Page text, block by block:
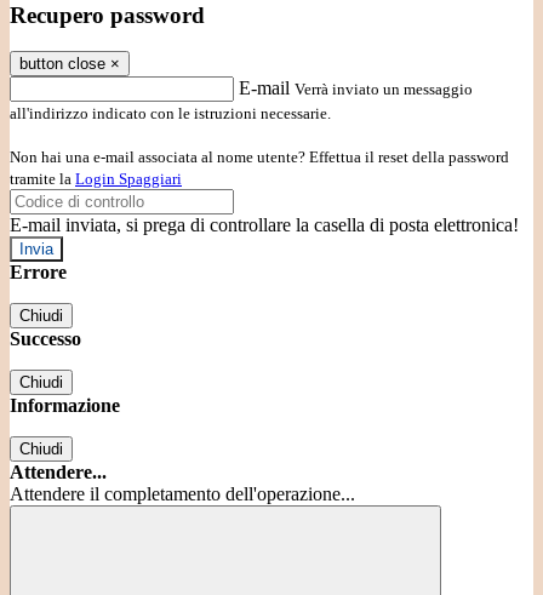
Recupero password
button close ×
E-mail Verrà inviato un messaggio
all'indirizzo indicato con le istruzioni necessarie.
Non hai una e-mail associata al nome utente? Effettua il reset della password
tramite la Login Spaggiari
E-mail inviata, si prega di controllare la casella di posta elettronica!
Errore
Chiudi
Successo
Chiudi
Informazione
Chiudi
Attendere...
Attendere il completamento dell'operazione...